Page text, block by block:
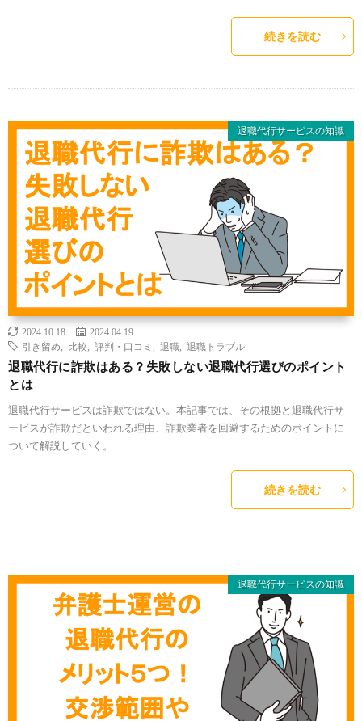
続きを読む
退職代行サービスの知識
2024.10.18
2024.04.19
引き留め
比較 評判・口コミ 退職 退職トラブル
退職代行に詐欺はある？失敗しない退職代行選びのポイント
とは
退職代行サービスは詐欺ではない。本記事では、その根拠と退職代行サ
ービスが詐欺だといわれる理由、詐欺業者を回避するためのポイントに
ついて解説していく。
続きを読む
退職代行サービスの知識